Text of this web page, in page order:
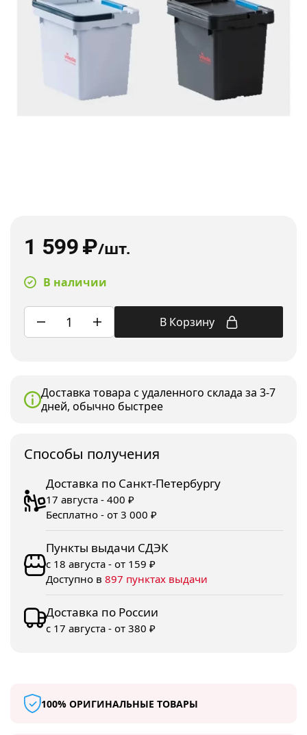
1 599₽/шт.
В наличии
В Корзину
Доставка товара с удаленного склада за 3-7
дней, обычно быстрее
Споcобы получения
Доставка по Санкт-Петербургу
17 августа - 400 ₽
Бесплатно - от 3 000 ₽
Пункты выдачи СДЭК
с 18 августа - от 159 ₽
Доступно в 897 пунктах выдачи
Доставка по России
с 17 августа - от 380 ₽
100% ОРИГИНАЛЬНЫЕ ТОВАРЫ